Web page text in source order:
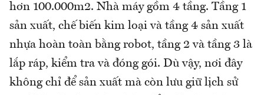
hơn 100.000m2. Nhà máy gồm 4 tầng. Tầng 1
sản xuất, chế biến kim loại và tầng 4 sản xuất
nhựa hoàn toàn bằng robot, tầng 2 và tầng 3 là
lắp ráp, kiểm tra và đóng gói. Dù vậy, nơi đây
không chỉ để sản xuất mà còn lưu giữ lịch sử